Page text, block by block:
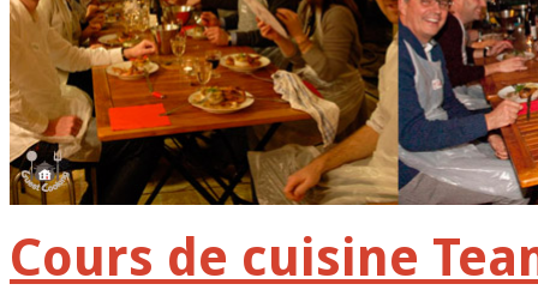
Cours de cuisine